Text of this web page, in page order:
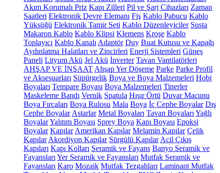
Akım Korumalı Priz Kapı Zilleri Pil ve Şarj Cihazları Zaman
Saatleri Elektronik Devre Elemanı Fiş Kablo Pabucu Kablo
Yüksüğü Elektronik Tamir Seti Kablo Düzenleyiciler Susta
Makaron Kablo Kablo Klipsi Klemens Kroşe Kablo
Toplayıcı Kablo Kanalı Adaptör Duy Buat Kutusu ve Kapağı
Aydınlatma Halatları ve Zincirleri Enerji Sistemleri Güneş
Paneli Lityum Akü Jel Akü İnverter Tavan Vantilatörleri
AHŞAP VE İNŞAAT Ahşap Yer Döşeme Parke Parke Profil
ve Aksesuarları Süpürgelik Boya ve Boya Malzemeleri Hobi
Boyaları Tempare Boyası Boya Malzemeleri Tinerler
Maskeleme Bandı Vernik Spatula Hışır Örtü Duvar Macunu
Boya Fırçaları Boya Rulosu Mala Boya İç Cephe Boyalar Dış
Cephe Boyalar Astarlar Metal Boyaları Tavan Boyaları Yağlı
BoyalarYalıtım Boyası Sprey Boya Kapı Boyası Epoksi
Boyalar Kapılar Amerikan Kapılar Melamin Kapılar Çelik
Kapılar Akordiyon Kapılar Sürgülü Kapılar Acil Çıkış
Kapıları Kapı Kolları Seramik ve Fayans Banyo Seramik ve
Fayansları Yer Seramik ve Fayansları Mutfak Seramik ve
Fayansları Karo Mozaik Mutfak Tezgahları Laminant Mutfak